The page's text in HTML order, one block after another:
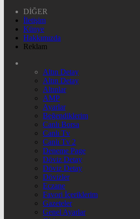
DİĞER
İletişim
Künye
Hakkımızda
Reklam
Altın Detay
Altın Detay
Altınlar
AMP
Ayarlar
Beğendiklerim
Canlı Borsa
Canlı Tv
Canlı Tv 2
Deneme Page
Döviz Detay
Döviz Detay
Dövizler
Eczane
Favori İçeriklerim
Gazeteler
Genel Ayarlar